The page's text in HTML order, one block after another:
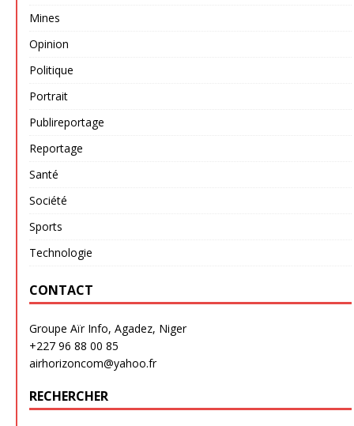
Mines
Opinion
Politique
Portrait
Publireportage
Reportage
Santé
Société
Sports
Technologie
CONTACT
Groupe Aïr Info, Agadez, Niger
+227 96 88 00 85
airhorizoncom@yahoo.fr
RECHERCHER